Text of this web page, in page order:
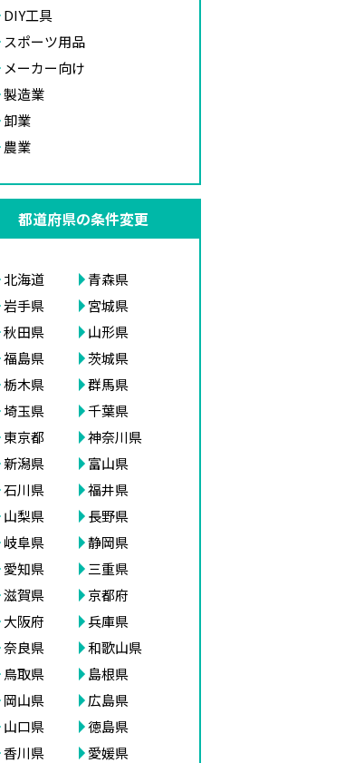
DIY工具
スポーツ用品
メーカー向け
製造業
卸業
農業
都道府県の条件変更
北海道
青森県
岩手県
宮城県
秋田県
山形県
福島県
茨城県
栃木県
群馬県
埼玉県
千葉県
東京都
神奈川県
新潟県
富山県
石川県
福井県
山梨県
長野県
岐阜県
静岡県
愛知県
三重県
滋賀県
京都府
大阪府
兵庫県
奈良県
和歌山県
鳥取県
島根県
岡山県
広島県
山口県
徳島県
香川県
愛媛県